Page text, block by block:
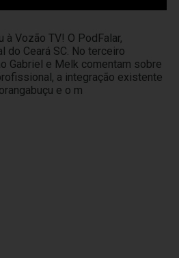
à Vozão TV! O PodFalar,
do Ceará SC. No terceiro
Gabriel e Melk comentam sobre
a integração existente
e o m